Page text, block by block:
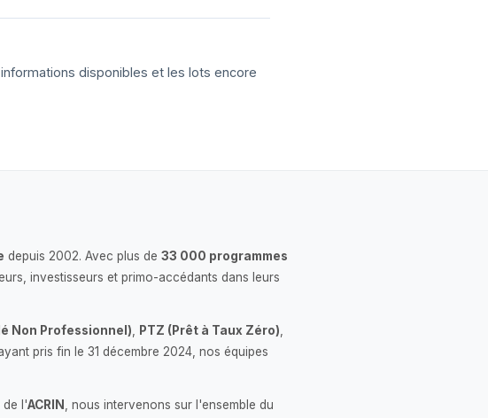
disponibles et les lots encore
depuis 2002. Avec plus de 33 000 programmes
investisseurs et primo-accédants dans leurs
Non Professionnel) PTZ (Prêt à Taux Zéro)
pris fin le 31 décembre 2024, nos équipes
de l'ACRIN
, nous intervenons sur l'ensemble du